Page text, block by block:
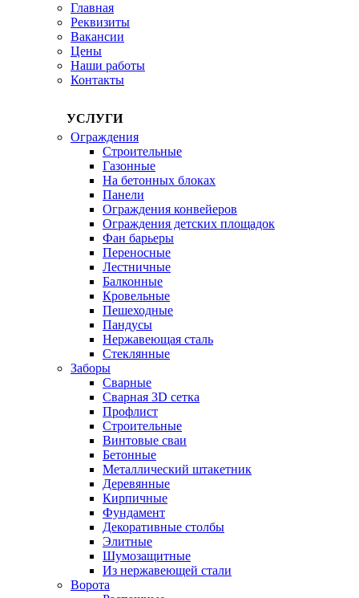
Главная
Реквизиты
Вакансии
Цены
Наши работы
Контакты
УСЛУГИ
Ограждения
Строительные
Газонные
На бетонных блоках
Панели
Ограждения конвейеров
Ограждения детских площадок
Фан барьеры
Переносные
Лестничные
Балконные
Кровельные
Пешеходные
Пандусы
Нержавеющая сталь
Стеклянные
Заборы
Сварные
Сварная 3D сетка
Профлист
Строительные
Винтовые сваи
Бетонные
Металлический штакетник
Деревянные
Кирпичные
Фундамент
Декоративные столбы
Элитные
Шумозащитные
Из нержавеющей стали
Ворота